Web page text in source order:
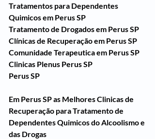
Tratamentos para Dependentes
Quimicos em Perus SP
Tratamento de Drogados em Perus SP
Clínicas de Recuperação em Perus SP
Comunidade Terapeutica em Perus SP
Clinicas Plenus Perus SP
Perus SP
Em Perus SP as Melhores Clinicas de
Recuperação para Tratamento de
Dependentes Quimicos do Alcoolismo e
das Drogas